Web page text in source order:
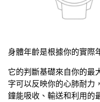
身體年齡是根據你的實際
它的判斷基礎來自你的最
字可以反映你的心肺耐力
鐘能吸收、輸送和利用的